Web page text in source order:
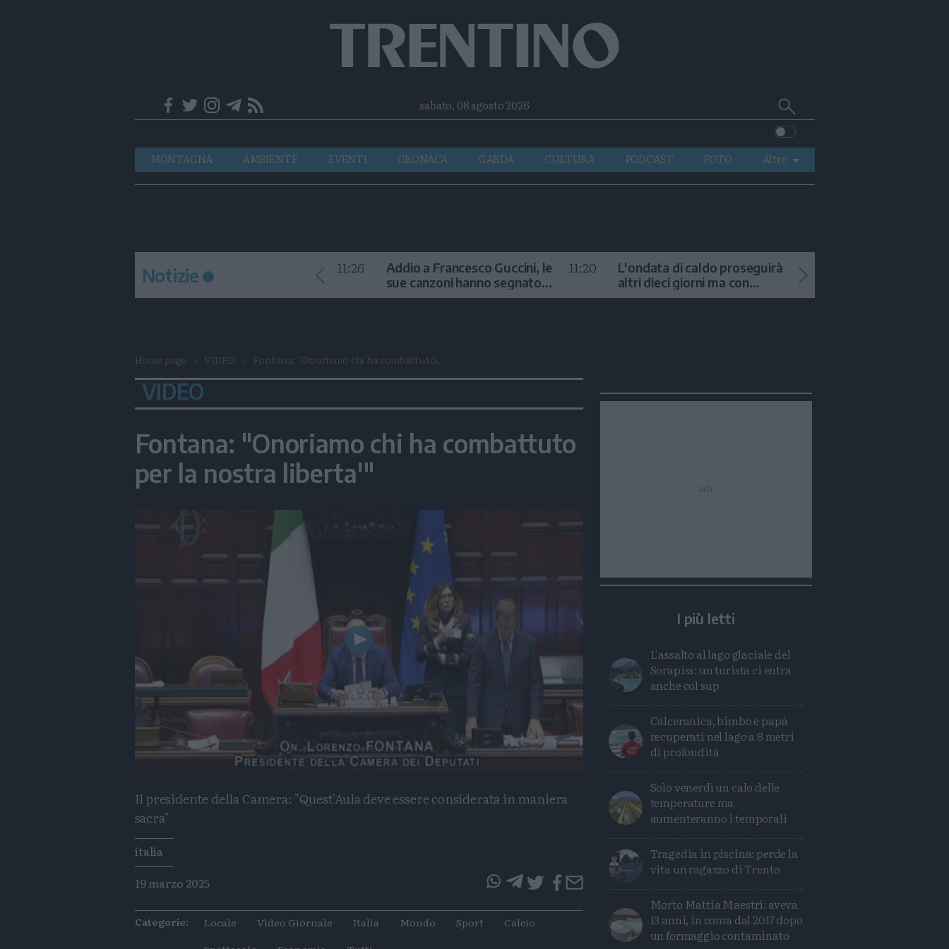
Telegram
RSSsabato, 08 agosto 2026 Cerca
su
Trentino
Navigazione
principale
MONTAGNA AMBIENTE EVENTI CRONACA GARDA CULTURA PODCAST FOTO
Altre
VIDEO
Notizie 11:26
Addio a Francesco Guccini, le
sue canzoni hanno segnato
la storia
11:20
L'ondata di caldo proseguirà
altri dieci giorni ma con
temporali
Home page VIDEO Fontana: "Onoriamo chi ha combattuto...
VIDEO
Fontana: "Onoriamo chi ha combattuto
per la nostra liberta'"
Play
Il presidente della Camera: "Quest'Aula deve essere considerata in maniera
sacra"
Tags
italia
19 marzo 2025
articoloarticolo
Categorie: Locale Video Giornale Italia Mondo Sport
Calcio
I più letti
L'assalto al lago glaciale del
Sorapiss: un turista ci entra
anche col sup
Calceranica, bimbo e papà
recuperati nel lago a 8 metri
di profondità
Solo venerdì un calo delle
temperature ma
aumenteranno i temporali
Tragedia in piscina: perde la
vita un ragazzo di Trento
Morto Mattia Maestri: aveva
13 anni, in coma dal 2017 dopo
un formaggio contaminato